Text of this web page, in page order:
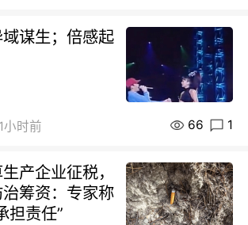
谋生；倍感起
1小时前 66 1
产企业征税，
筹资：专家称
担责任”